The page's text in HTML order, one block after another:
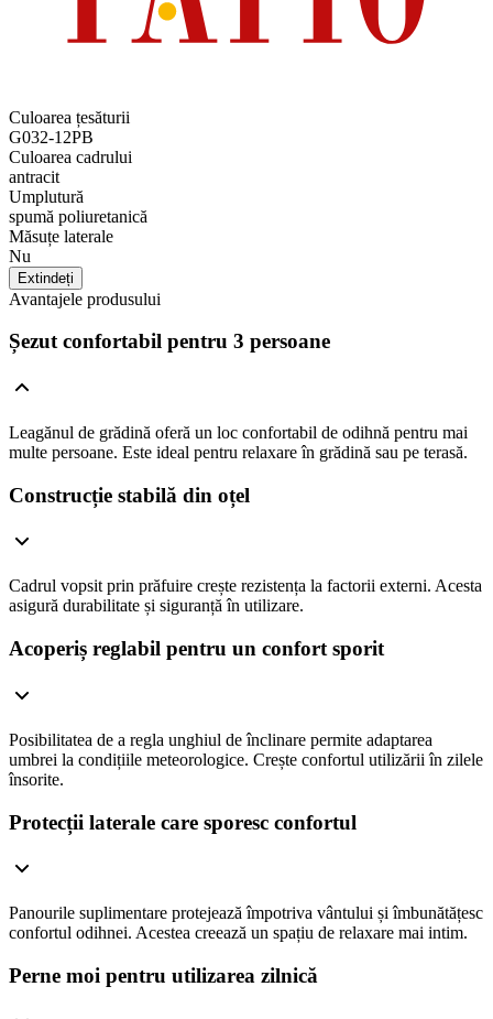
Culoarea țesăturii
G032-12PB
Culoarea cadrului
antracit
Umplutură
spumă poliuretanică
Măsuțe laterale
Nu
Extindeți
Avantajele produsului
Șezut confortabil pentru 3 persoane
Leagănul de grădină oferă un loc confortabil de odihnă pentru mai
multe persoane. Este ideal pentru relaxare în grădină sau pe terasă.
Construcție stabilă din oțel
Cadrul vopsit prin prăfuire crește rezistența la factorii externi. Acesta
asigură durabilitate și siguranță în utilizare.
Acoperiș reglabil pentru un confort sporit
Posibilitatea de a regla unghiul de înclinare permite adaptarea
umbrei la condițiile meteorologice. Crește confortul utilizării în zilele
însorite.
Protecții laterale care sporesc confortul
Panourile suplimentare protejează împotriva vântului și îmbunătățesc
confortul odihnei. Acestea creează un spațiu de relaxare mai intim.
Perne moi pentru utilizarea zilnică